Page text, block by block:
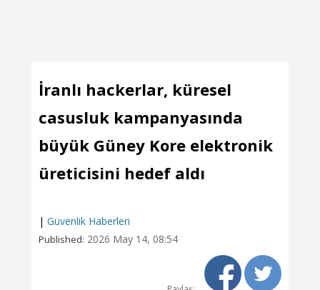
İranlı hackerlar, küresel
casusluk kampanyasında
büyük Güney Kore elektronik
üreticisini hedef aldı
| Güvenlik Haberleri
Published: 2026 May 14, 08:54